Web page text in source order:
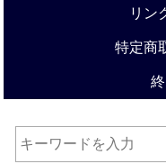
リン
特定商